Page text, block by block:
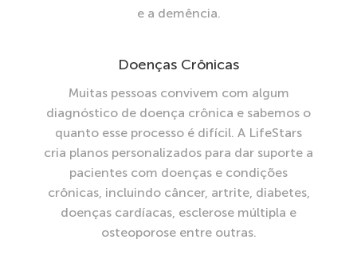
e a demência.
Doenças Crônicas
Muitas pessoas convivem com algum
diagnóstico de doença crônica e sabemos o
quanto esse processo é difícil. A LifeStars
cria planos personalizados para dar suporte a
pacientes com doenças e condições
crônicas, incluindo câncer, artrite, diabetes,
doenças cardíacas, esclerose múltipla e
osteoporose entre outras.